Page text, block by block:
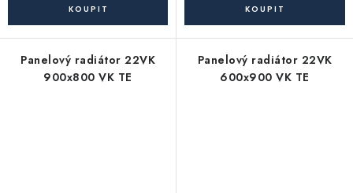
Panelový radiátor 22VK
900x800 VK TE
Panelový radiátor 22VK
600x900 VK TE